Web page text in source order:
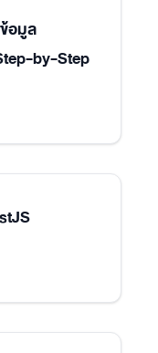
อมูล
by-Step